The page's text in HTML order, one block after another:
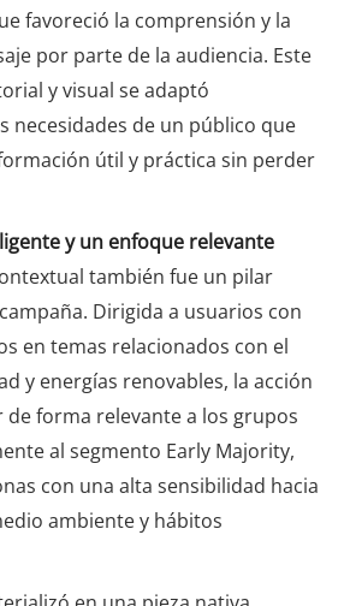
favoreció la comprensión y la
por parte de la audiencia. Este
y visual se adaptó
necesidades de un público que
útil y práctica sin perder
y un enfoque relevante
también fue un pilar
Dirigida a usuarios con
en temas relacionados con el
y energías renovables, la acción
forma relevante a los grupos
al segmento Early Majority,
con una alta sensibilidad hacia
ambiente y hábitos